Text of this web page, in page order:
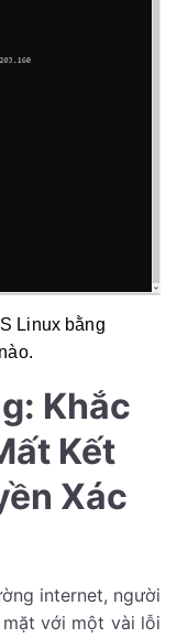
Linux bằng
Khắc
Kết
Xác
internet, người
với một vài lỗi